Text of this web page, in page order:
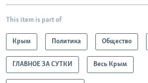
This item is part of
Крым Политика Общество
ГЛАВНОЕ ЗА СУТКИ Весь Крым